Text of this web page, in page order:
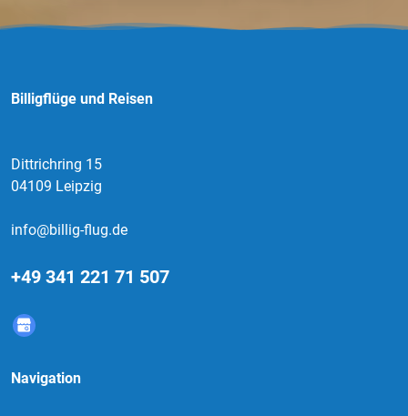
Billigflüge und Reisen
Dittrichring 15
04109 Leipzig
info@billig-flug.de
+49 341 221 71 507
Navigation